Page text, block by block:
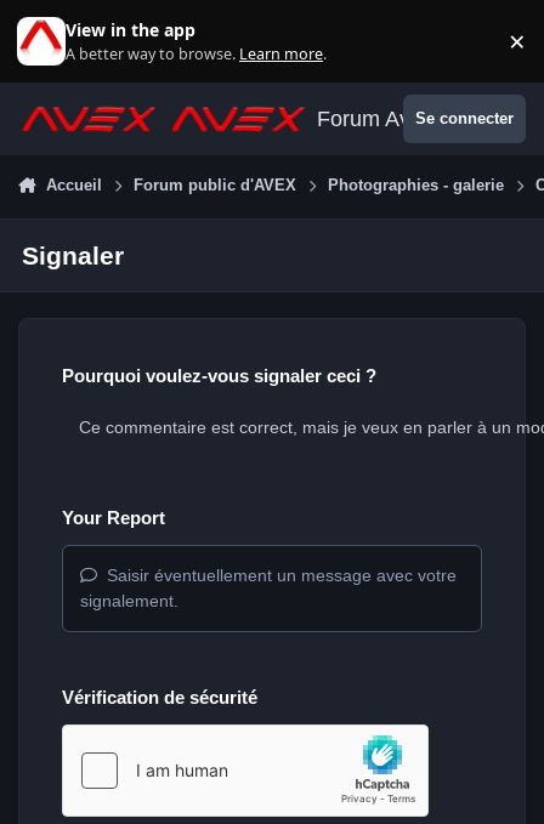
View in the app
A better way to browse. Learn more. ×
Forum AvexSe connecter
Accueil Forum public d'AVEX Photographies - galerie
Signaler
Pourquoi voulez-vous signaler ceci ?
Your Report
Saisir éventuellement un message avec votre
signalement.
Vérification de sécurité